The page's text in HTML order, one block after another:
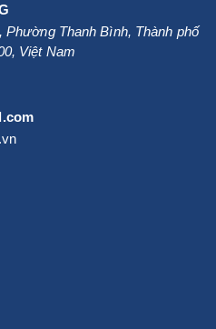
Phường Thanh Bình, Thành phố
, Việt Nam